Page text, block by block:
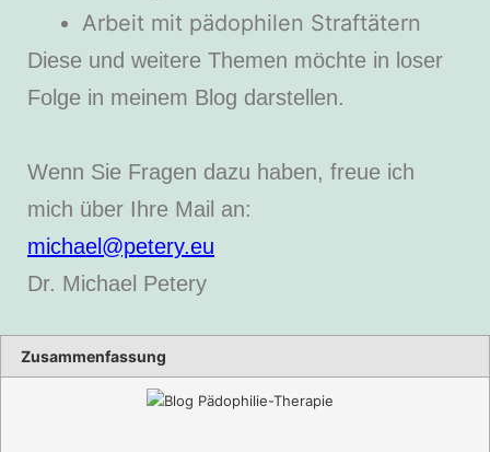
Arbeit mit pädophilen Straftätern
Diese und weitere Themen möchte in loser
Folge in meinem Blog darstellen.
Wenn Sie Fragen dazu haben, freue ich
mich über Ihre Mail an:
michael@petery.eu
Dr. Michael Petery
Zusammenfassung